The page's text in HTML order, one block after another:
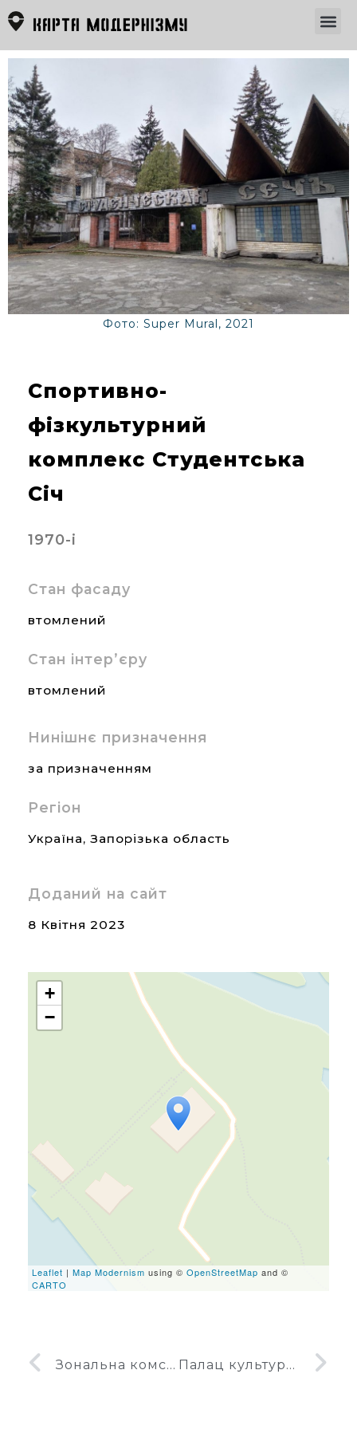
Фото: Super Mural, 2021
Спортивно-
фізкультурний
комплекс Студентська
Січ
1970-і
Стан фасаду
втомлений
Стан інтер’єру
втомлений
Нинішнє призначення
за призначенням
Регіон
Україна, Запорізька область
Доданий на сайт
8 Квітня 2023
Travelers' Map is loading...
If you see this after your
page is loaded completely,
leafletJS files are missing.
+
−
Leaflet | Map Modernism using © OpenStreetMap and ©
CARTO
Зональна комсомольська школа Палац культури Хортицький